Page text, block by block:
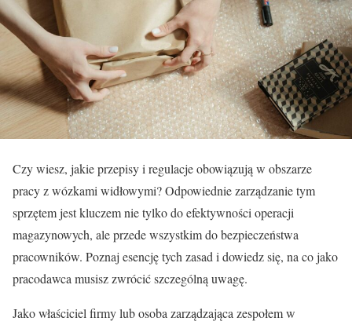
Czy wiesz, jakie przepisy i regulacje obowiązują w obszarze
pracy z wózkami widłowymi? Odpowiednie zarządzanie tym
sprzętem jest kluczem nie tylko do efektywności operacji
magazynowych, ale przede wszystkim do bezpieczeństwa
pracowników. Poznaj esencję tych zasad i dowiedz się, na co jako
pracodawca musisz zwrócić szczególną uwagę.
Jako właściciel firmy lub osoba zarządzająca zespołem w